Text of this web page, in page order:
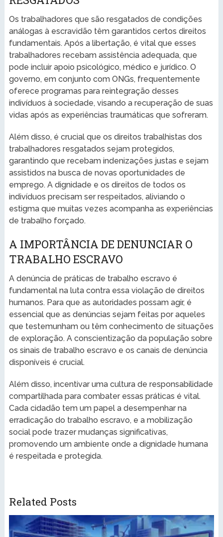
Os trabalhadores que são resgatados de condições
análogas à escravidão têm garantidos certos direitos
fundamentais. Após a libertação, é vital que esses
trabalhadores recebam assistência adequada, que
pode incluir apoio psicológico, médico e jurídico. O
governo, em conjunto com ONGs, frequentemente
oferece programas para reintegração desses
indivíduos à sociedade, visando a recuperação de suas
vidas após as experiências traumáticas que sofreram.
Além disso, é crucial que os direitos trabalhistas dos
trabalhadores resgatados sejam protegidos,
garantindo que recebam indenizações justas e sejam
assistidos na busca de novas oportunidades de
emprego. A dignidade e os direitos de todos os
indivíduos precisam ser respeitados, aliviando o
estigma que muitas vezes acompanha as experiências
de trabalho forçado.
A IMPORTÂNCIA DE DENUNCIAR O
TRABALHO ESCRAVO
A denúncia de práticas de trabalho escravo é
fundamental na luta contra essa violação de direitos
humanos. Para que as autoridades possam agir, é
essencial que as denúncias sejam feitas por aqueles
que testemunham ou têm conhecimento de situações
de exploração. A conscientização da população sobre
os sinais de trabalho escravo e os canais de denúncia
disponíveis é crucial.
Além disso, incentivar uma cultura de responsabilidade
compartilhada para combater essas práticas é vital.
Cada cidadão tem um papel a desempenhar na
erradicação do trabalho escravo, e a mobilização
social pode trazer mudanças significativas,
promovendo um ambiente onde a dignidade humana
é respeitada e protegida.
Related Posts